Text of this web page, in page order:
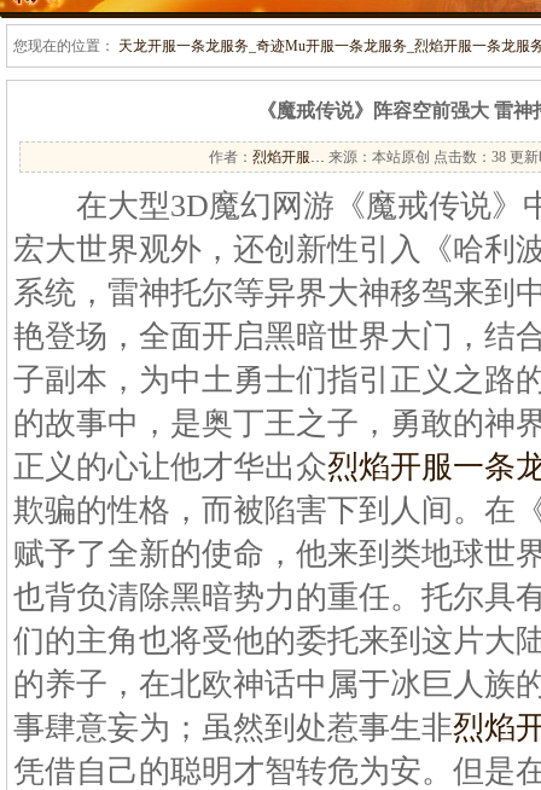
您现在的位置： 天龙开服一条龙服务_奇迹Mu开服一条龙服务_烈焰开服一条龙服
《魔戒传说》阵容空前强大 雷神
作者： 烈焰开服… 来源：本站原创 点击数： 38 更新
在大型3D魔幻网游《魔戒传说》
宏大世界观外，还创新性引入《哈利
系统，雷神托尔等异界大神移驾来到
艳登场，全面开启黑暗世界大门，结
子副本，为中土勇士们指引正义之路
的故事中，是奥丁王之子，勇敢的神
正义的心让他才华出众烈焰开服一条
欺骗的性格，而被陷害下到人间。在
赋予了全新的使命，他来到类地球世
也背负清除黑暗势力的重任。托尔具
们的主角也将受他的委托来到这片大
的养子，在北欧神话中属于冰巨人族
事肆意妄为；虽然到处惹事生非烈焰
凭借自己的聪明才智转危为安。但是